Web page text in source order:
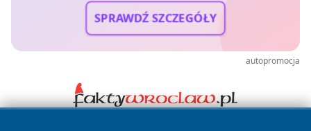
SPRAWDŹ SZCZEGÓŁY
autopromocja